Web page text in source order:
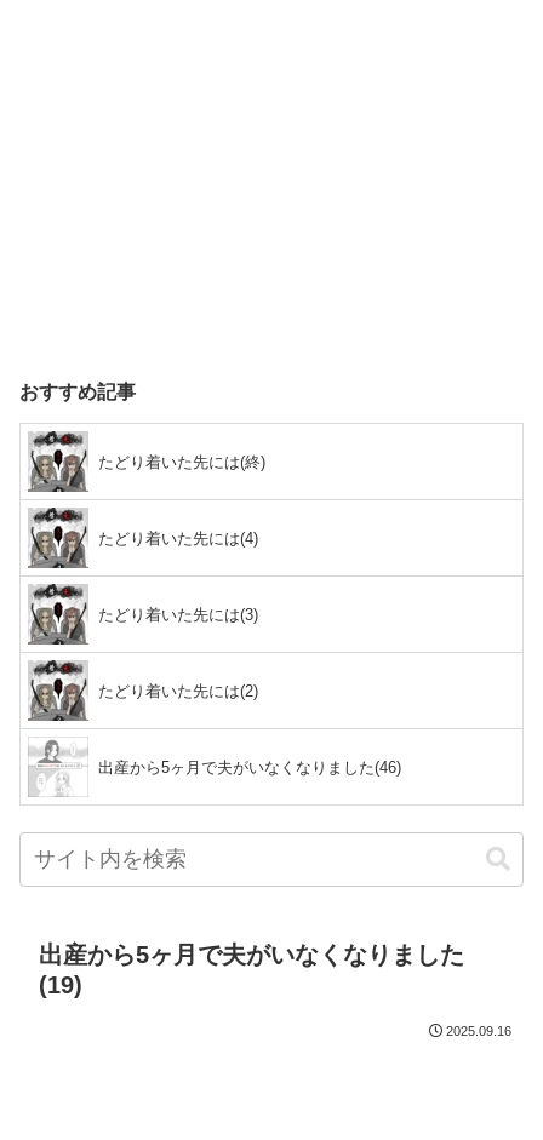
おすすめ記事
たどり着いた先には(終)
たどり着いた先には(4)
たどり着いた先には(3)
たどり着いた先には(2)
出産から5ヶ月で夫がいなくなりました(46)
出産から5ヶ月で夫がいなくなりました
(19)
2025.09.16